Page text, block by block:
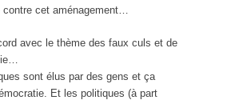
contre cet aménagement…
avec le thème des faux culs et de
sont élus par des gens et ça
Et les politiques (à part